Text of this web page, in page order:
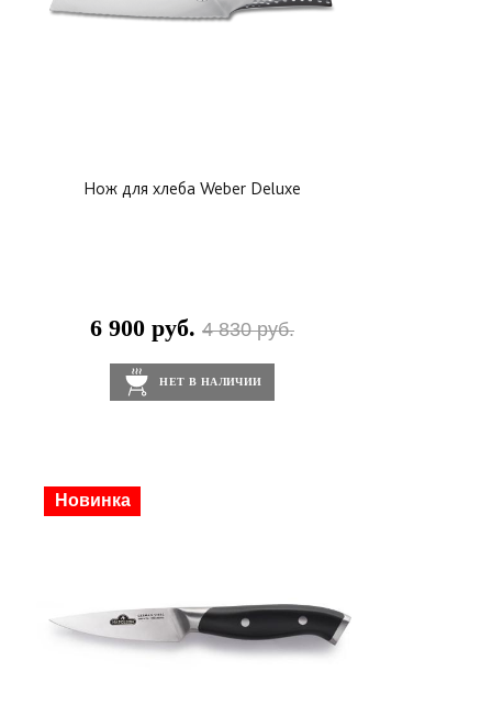
Нож для хлеба Weber Deluxe
6 900 руб. 4 830 руб.
НЕТ В НАЛИЧИИ
Скидка
Новинка